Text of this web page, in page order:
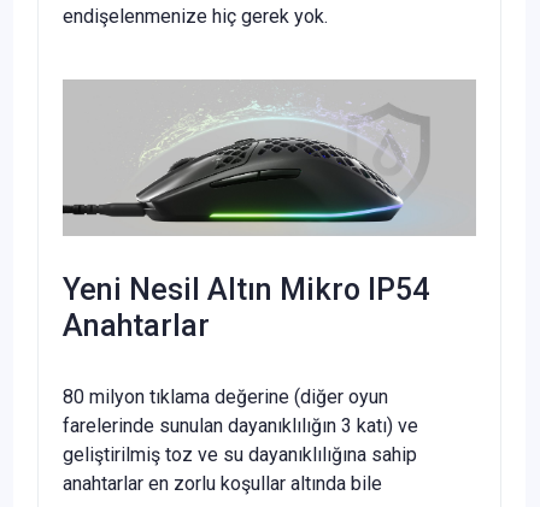
endişelenmenize hiç gerek yok.
Yeni Nesil Altın Mikro IP54
Anahtarlar
80 milyon tıklama değerine (diğer oyun
farelerinde sunulan dayanıklılığın 3 katı) ve
geliştirilmiş toz ve su dayanıklılığına sahip
anahtarlar en zorlu koşullar altında bile